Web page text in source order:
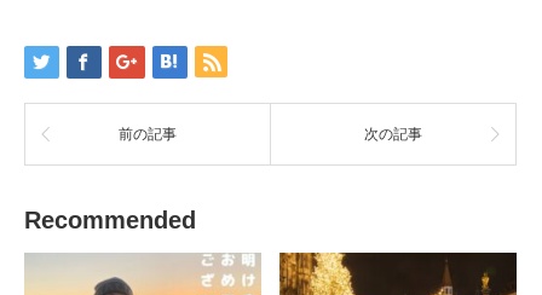
前の記事 次の記事
Recommended